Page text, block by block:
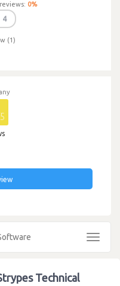
0%
4
(1)
Toggle
Technical